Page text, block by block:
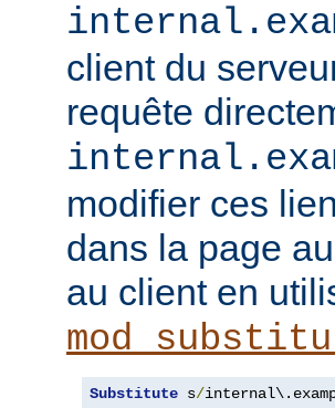
client du
requête
modifier ces
dans la page
au client en
Substitute s/